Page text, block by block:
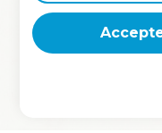
des endroits déserts.
côtés.
© Société biblique française –